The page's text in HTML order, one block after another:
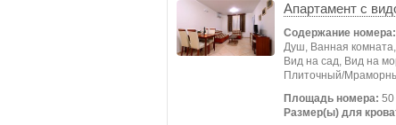
Апартамент с
Содержание номера:
Душ, Ванная
Вид на сад, Вид на
Плиточный/
Площадь номера: 50
Размер(ы) для